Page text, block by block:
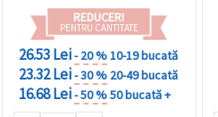
REDUCERI
PENTRU CANTITATE
26.53 Lei- 20 %10-19 bucată
23.32 Lei- 30 % 20-49 bucată
16.68 Lei- 50 %50 bucată +